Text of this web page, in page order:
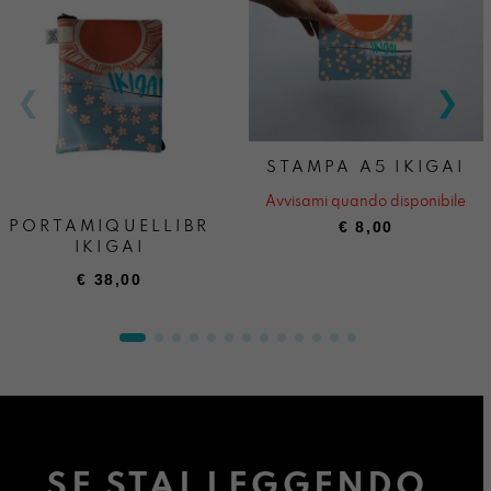
PORTAMIQUELLIBRO
IKIGAI
€ 38,00
STAMPA A5 IKIGAI
Avvisami quando disponibile
€ 8,00